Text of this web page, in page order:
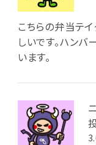
こちらの弁当テ
しいです。ハン
います。